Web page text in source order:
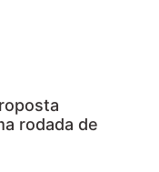
rodada de